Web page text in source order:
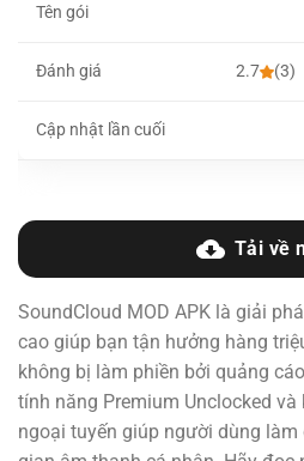
Tên gói
Đánh giá 2.7 (3)
Cập nhật lần cuối
Tải về
SoundCloud MOD APK là giải
cao giúp bạn tận hưởng hàng
không bị làm phiền bởi quảng
tính năng Premium Unclocked
ngoại tuyến giúp người dùng